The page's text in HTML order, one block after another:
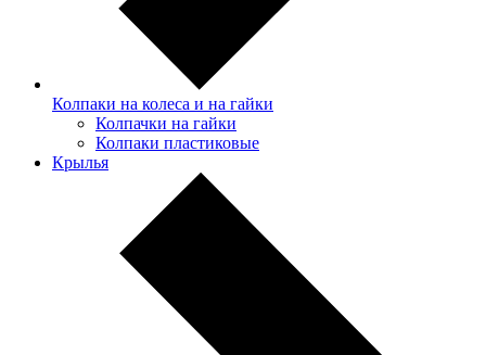
Колпаки на колеса и на гайки
Колпачки на гайки
Колпаки пластиковые
Крылья